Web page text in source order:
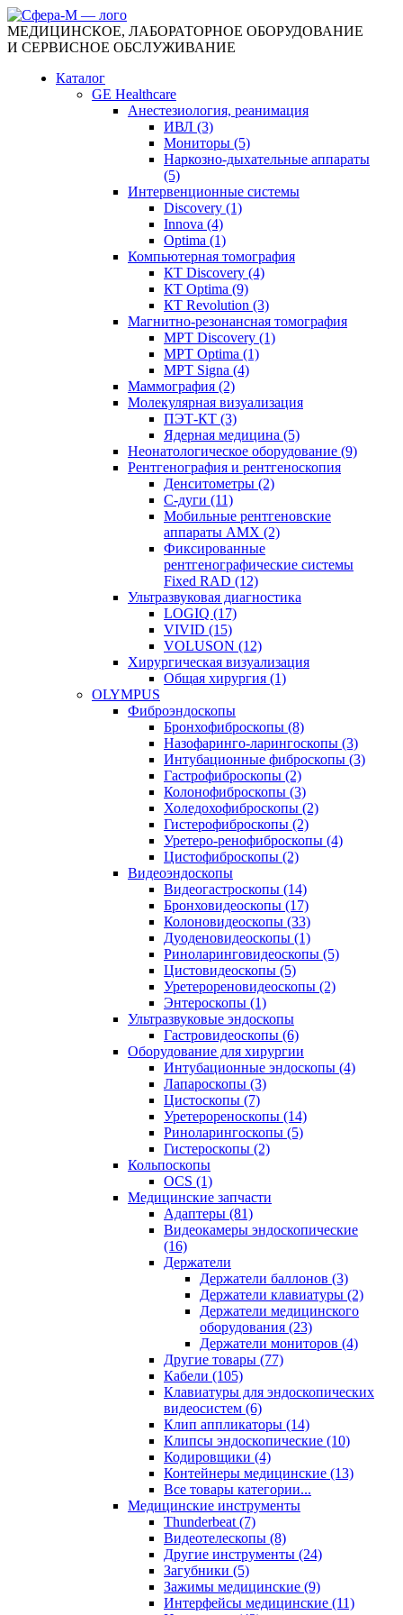
МЕДИЦИНСКОЕ, ЛАБОРАТОРНОЕ ОБОРУДОВАНИЕ
И СЕРВИСНОЕ ОБСЛУЖИВАНИЕ
Каталог
GE Healthcare
Анестезиология, реанимация
ИВЛ (3)
Мониторы (5)
Наркозно-дыхательные аппараты
(5)
Интервенционные системы
Discovery (1)
Innova (4)
Optima (1)
Компьютерная томография
КТ Discovery (4)
КТ Optima (9)
КТ Revolution (3)
Магнитно-резонансная томография
МРТ Discovery (1)
МРТ Optima (1)
МРТ Signa (4)
Маммография (2)
Молекулярная визуализация
ПЭТ-КТ (3)
Ядерная медицина (5)
Неонатологическое оборудование (9)
Рентгенография и рентгеноскопия
Денситометры (2)
C-дуги (11)
Мобильные рентгеновские
аппараты AMX (2)
Фиксированные
рентгенографические системы
Fixed RAD (12)
Ультразвуковая диагностика
LOGIQ (17)
VIVID (15)
VOLUSON (12)
Хирургическая визуализация
Общая хирургия (1)
OLYMPUS
Фиброэндоскопы
Бронхофиброскопы (8)
Назофаринго-ларингоскопы (3)
Интубационные фиброскопы (3)
Гастрофиброскопы (2)
Колонофиброскопы (3)
Холедохофиброскопы (2)
Гистерофиброскопы (2)
Уретеро-ренофиброскопы (4)
Цистофиброскопы (2)
Видеоэндоскопы
Видеогастроскопы (14)
Бронховидеоскопы (17)
Колоновидеоскопы (33)
Дуоденовидеоскопы (1)
Риноларинговидеоскопы (5)
Цистовидеоскопы (5)
Уретерореновидеоскопы (2)
Энтероскопы (1)
Ультразвуковые эндоскопы
Гастровидеоскопы (6)
Оборудование для хирургии
Интубационные эндоскопы (4)
Лапароскопы (3)
Цистоскопы (7)
Уретерореноскопы (14)
Риноларингоскопы (5)
Гистероскопы (2)
Кольпоскопы
OCS (1)
Медицинские запчасти
Адаптеры (81)
Видеокамеры эндоскопические
(16)
Держатели
Держатели баллонов (3)
Держатели клавиатуры (2)
Держатели медицинского
оборудования (23)
Держатели мониторов (4)
Другие товары (77)
Кабели (105)
Клавиатуры для эндоскопических
видеосистем (6)
Клип аппликаторы (14)
Клипсы эндоскопические (10)
Кодировщики (4)
Контейнеры медицинские (13)
Все товары категории...
Медицинские инструменты
Thunderbeat (7)
Видеотелескопы (8)
Другие инструменты (24)
Загубники (5)
Зажимы медицинские (9)
Интерфейсы медицинские (11)